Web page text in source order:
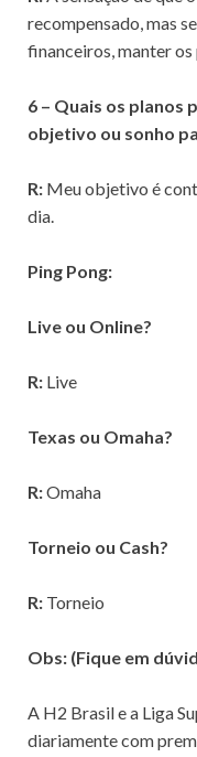
recompensado, mas
financeiros, manter os
6 – Quais os planos
objetivo ou sonho
R: Meu objetivo é
dia.
Ping Pong:
Live ou Online?
R: Live
Texas ou Omaha?
R:Omaha
Torneio ou Cash?
R: Torneio
Obs: (Fique em
A H2 Brasil e a Liga
diariamente com